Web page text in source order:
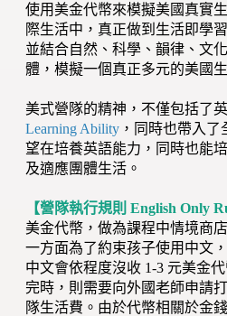
使用美金代幣來模擬美國真實
際生活中，真正做到生活即學
並結合自然、科學、韻律、文
體，模擬一個真正多元的美國生
美式營隊的精神，不僅包括了
Learning Ability ，同時也帶入
望在培養英語能力，同時也能
及適應團體生活。
【營隊執行規則 English Only
美金代幣，做為課程中情境商
一方面為了約束孩子使用中文
中文會依程度沒收 1-3 元美金
完時，則需要向外國老師申請
隊生活費。由於代幣相關於金